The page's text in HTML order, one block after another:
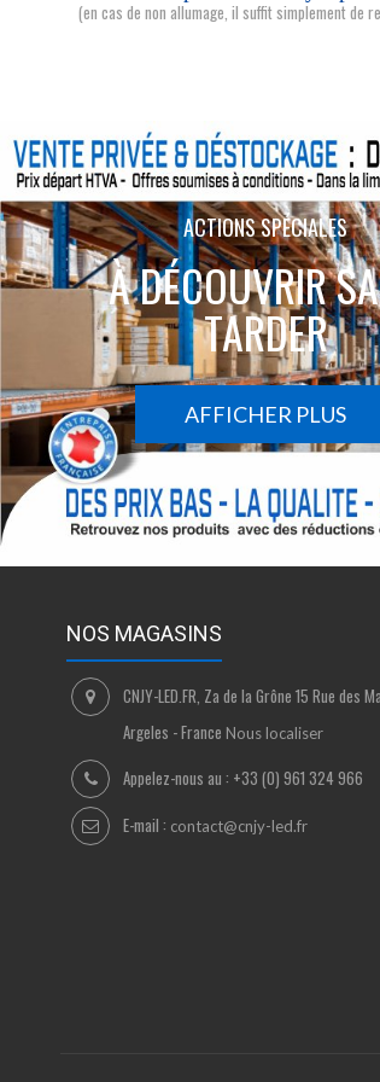
(en cas de non allumage, il suffit simplement de
ACTIONS SPÉCIALES
À DÉCOUVRIR
TARDER
AFFICHER PLUS
NOS MAGASINS
CNJY-LED.FR, Za de la Grône 15 Rue des
Argeles - France Nous localiser
Appelez-nous au : +33 (0) 961 324 966
E-mail : contact@cnjy-led.fr